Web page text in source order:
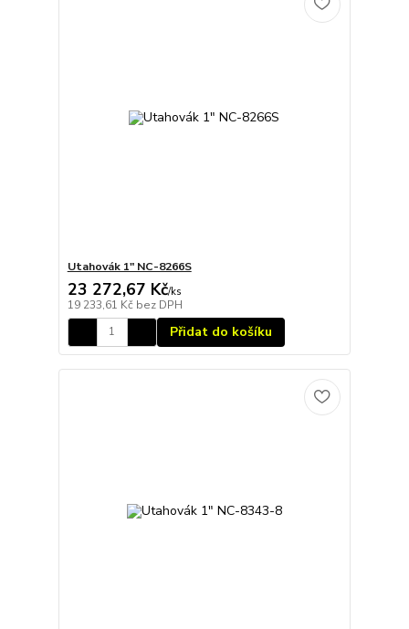
Utahovák 1" NC-8266S
23 272,67 Kč/ks
19 233,61 Kč bez DPH
Přidat do košíku